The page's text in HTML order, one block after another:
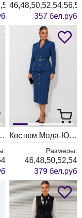
357 бел.руб
темная бирюза Костюм Мода-Юрс 26-2935 синий
Размеры:
46,48,50,52,54
379 бел.руб